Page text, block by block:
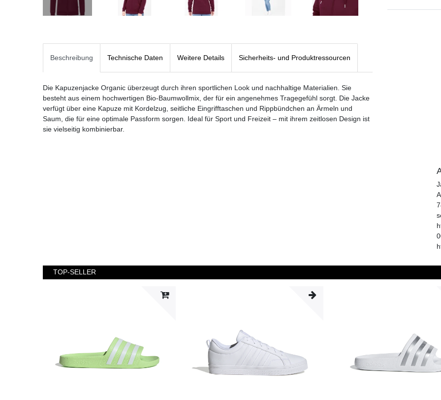
Beschreibung Technische Daten Weitere Details Sicherheits- und Produktressourcen
Die Kapuzenjacke Organic überzeugt durch ihren sportlichen Look und nachhaltige Materialien. Sie
besteht aus einem hochwertigen Bio-Baumwollmix, der für ein angenehmes Tragegefühl sorgt. Die Jacke
verfügt über eine Kapuze mit Kordelzug, seitliche Eingrifftaschen und Rippbündchen an Ärmeln und
Saum, die für eine optimale Passform sorgen. Ideal für Sport und Freizeit – mit ihrem zeitlosen Design ist
sie vielseitig kombinierbar.
TOP-SELLER